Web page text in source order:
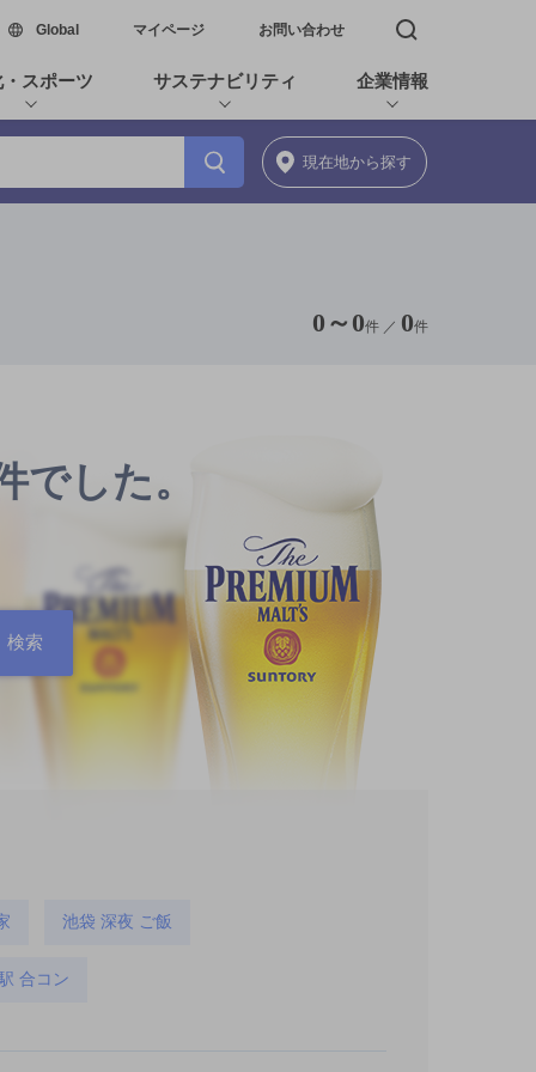
Global新しいウィンドウで開く
マイページ お問い合わせ 検索窓を開く
スポーツ サステナビリティ 企業情報
現在地から探す
0 ～ 0件 ／ 0件
でした。
池袋 深夜 ご飯
合コン